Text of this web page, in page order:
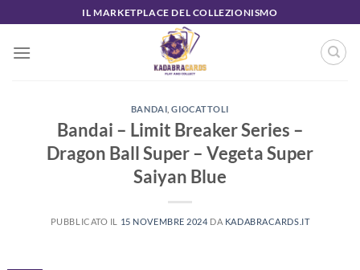
ai
contenuti
IL MARKETPLACE DEL COLLEZIONISMO
BANDAI ,GIOCATTOLI
Bandai – Limit Breaker Series –
Dragon Ball Super – Vegeta Super
Saiyan Blue
PUBBLICATO IL 15 NOVEMBRE 2024 DA KADABRACARDS.IT